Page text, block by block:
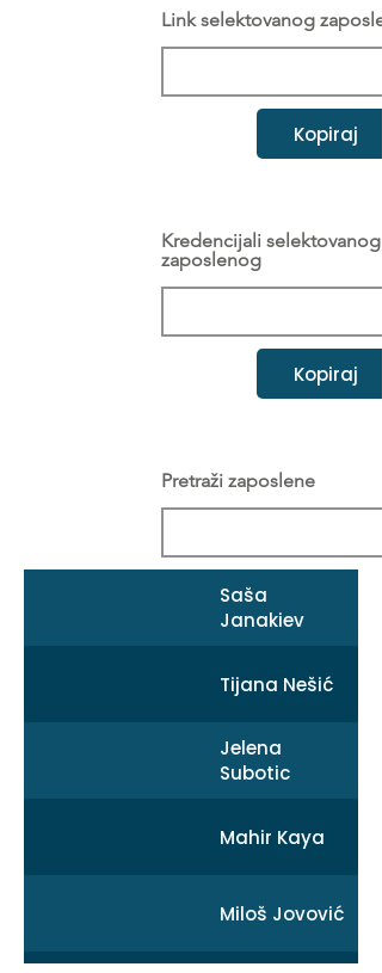
Link selektovanog
Kopiraj
Kredencijali selektovanog
zaposlenog
Kopiraj
Pretraži zaposlene
Saša
Janakiev
Tijana Nešić
Jelena
Subotic
Mahir Kaya
Miloš Jovović